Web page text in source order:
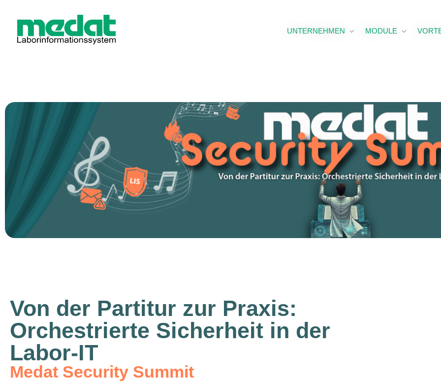
UNTERNEHMEN MODULE
Von der Partitur zur Praxis:
Orchestrierte Sicherheit in der
Labor-IT
Medat Security Summit